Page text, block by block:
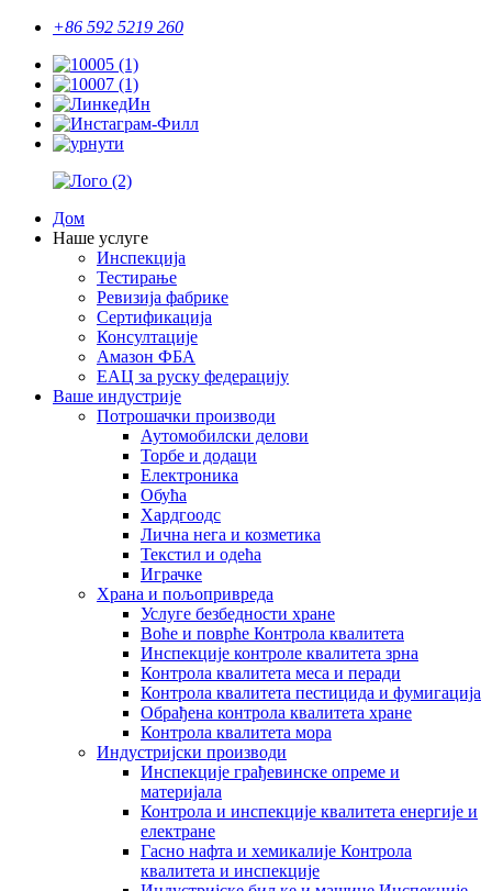
+86 592 5219 260
Дом
Наше услуге
Инспекција
Тестирање
Ревизија фабрике
Сертификација
Консултације
Амазон ФБА
ЕАЦ за руску федерацију
Ваше индустрије
Потрошачки производи
Аутомобилски делови
Торбе и додаци
Електроника
Обућа
Хардгоодс
Лична нега и козметика
Текстил и одећа
Играчке
Храна и пољопривреда
Услуге безбедности хране
Воће и поврће Контрола квалитета
Инспекције контроле квалитета зрна
Контрола квалитета меса и перади
Контрола квалитета пестицида и фумигација
Обрађена контрола квалитета хране
Контрола квалитета мора
Индустријски производи
Инспекције грађевинске опреме и
материјала
Контрола и инспекције квалитета енергије и
електране
Гасно нафта и хемикалије Контрола
квалитета и инспекције